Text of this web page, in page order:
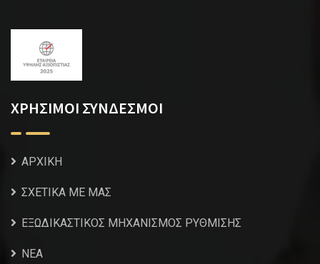
ΧΡΗΣΙΜΟΙ ΣΥΝΔΕΣΜΟΙ
ΑΡΧΙΚΗ
ΣΧΕΤΙΚΑ ΜΕ ΜΑΣ
ΕΞΩΔΙΚΑΣΤΙΚΟΣ ΜΗΧΑΝΙΣΜΟΣ ΡΥΘΜΙΣΗΣ
NEA